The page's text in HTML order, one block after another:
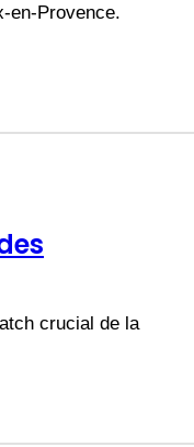
en-Provence.
crucial de la